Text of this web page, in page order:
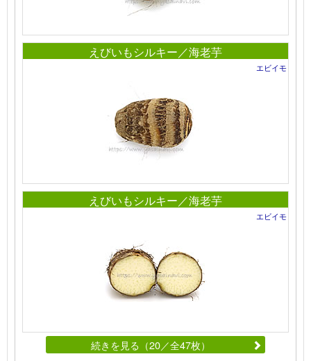
えびいもシルキー／海老芋
エビイモ
えびいもシルキー／海老芋
エビイモ
続きを見る（20／全47枚）